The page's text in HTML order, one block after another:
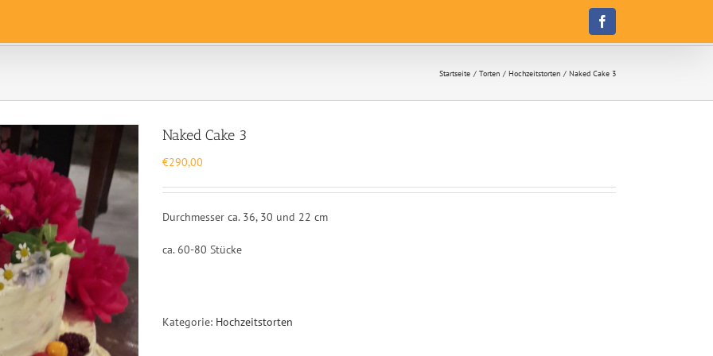
Facebook
Startseite Torten Hochzeitstorten Naked Cake 3
Naked Cake 3
€290,00
Durchmesser ca. 36, 30 und 22 cm
ca. 60-80 Stücke
Kategorie: Hochzeitstorten